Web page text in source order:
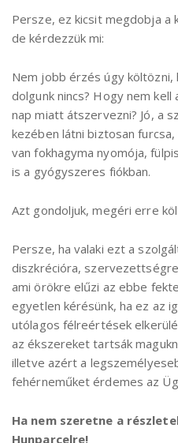
Persze, ez kicsit megdobja
de kérdezzük mi:
Nem jobb érzés úgy költözni,
dolgunk nincs? Hogy nem
nap miatt átszervezni? Jó, a
kezében látni biztosan
van fokhagyma nyomója,
is a gyógyszeres fiókban.
Azt gondoljuk, megéri erre
Persze, ha valaki ezt a
diszkrécióra,
ami örökre elűzi az ebbe
egyetlen kérésünk, ha ez az
utólagos félreértések
az ékszereket tartsák
illetve azért a
fehérneműket érdemes az
Ha nem szeretne a
Hunparcelre!